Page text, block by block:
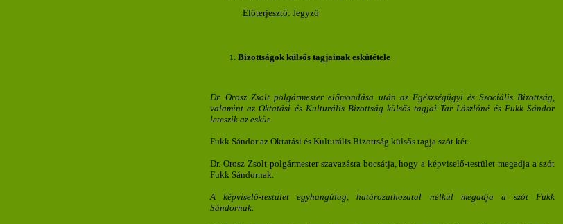
Előterjesztő: Jegyző
Bizottságok külsős tagjainak eskütétele
Dr. Orosz Zsolt polgármester előmondása után az Egészségügyi és Szociális Bizottság,
valamint az Oktatási és Kulturális Bizottság külsős tagjai Tar Lászlóné és Fukk Sándor
leteszik az esküt.
Fukk Sándor az Oktatási és Kulturális Bizottság külsős tagja szót kér.
Dr. Orosz Zsolt polgármester szavazásra bocsátja, hogy a képviselő-testület megadja a szót
Fukk Sándornak.
A képviselő-testület egyhangúlag, határozathozatal nélkül megadja a szót Fukk
Sándornak.